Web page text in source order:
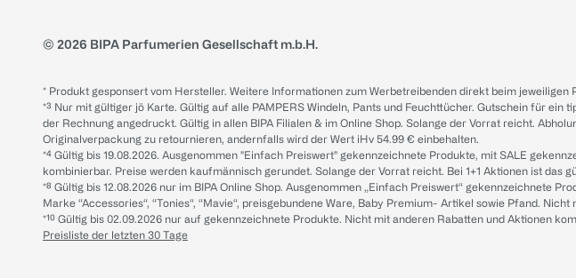
© 2026 BIPA Parfumerien Gesellschaft m.b.H.
* Produkt gesponsert vom Hersteller. Weitere Informationen zum Werbetreibenden direkt beim jeweiligen
*³ Nur mit gültiger jö Karte. Gültig auf alle PAMPERS Windeln, Pants und Feuchttücher. Gutschein für
der Rechnung angedruckt. Gültig in allen BIPA Filialen & im Online Shop. Solange der Vorrat reicht.
Originalverpackung zu retournieren, andernfalls wird der Wert iHv 54.99 € einbehalten.
*⁴ Gültig bis 19.08.2026. Ausgenommen "Einfach Preiswert" gekennzeichnete Produkte, mit SALE
kombinierbar. Preise werden kaufmännisch gerundet. Solange der Vorrat reicht. Bei 1+1 Aktionen ist das
*⁸ Gültig bis 12.08.2026 nur im BIPA Online Shop. Ausgenommen „Einfach Preiswert“ gekennzeichnete
Marke “Accessories“, “Tonies“, “Mavie“, preisgebundene Ware, Baby Premium- Artikel sowie Pfand.
*¹⁰ Gültig bis 02.09.2026 nur auf gekennzeichnete Produkte. Nicht mit anderen Rabatten und Aktionen
Preisliste der letzten 30 Tage